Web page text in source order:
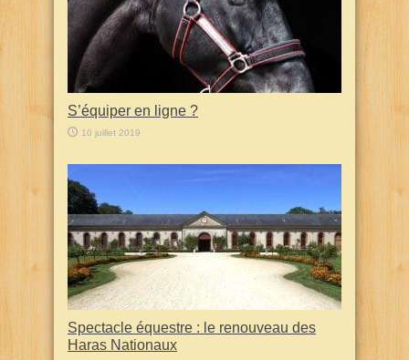
S’équiper en ligne ?
10 juillet 2019
Spectacle équestre : le renouveau des
Haras Nationaux